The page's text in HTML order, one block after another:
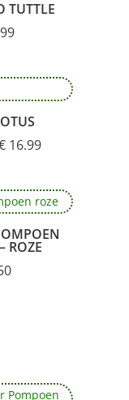
TUTTLE
16.99Prijsklasse:
tot
€ 16.99
ROZE